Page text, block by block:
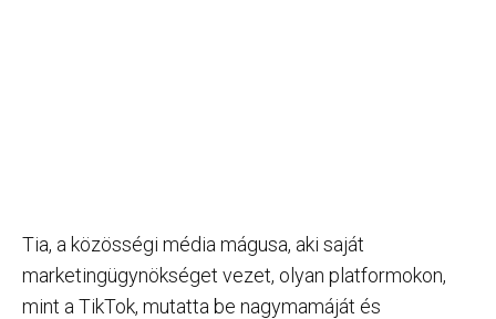
Tia, a közösségi média mágusa, aki saját
marketingügynökséget vezet, olyan platformokon,
mint a TikTok, mutatta be nagymamáját és